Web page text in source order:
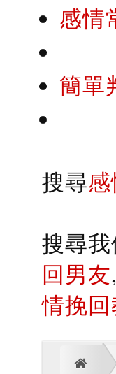
感情
簡單
搜尋
搜尋我
回男友
情挽